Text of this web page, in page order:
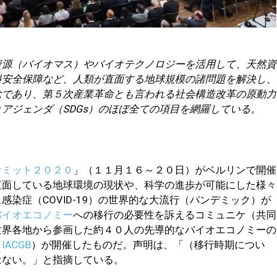
（バイオマス）やバイオテクノロジーを活用して、天然資
全保障など、人類が直面する地球規模の諸問題を解決し、
あり、第５次産業革命とも言われる社会構造改革の原動力
ジェンダ（SDGs）のほぼ全ての項目を網羅している。
ット２０２０ 」（１１月１６～２０日）がベルリンで開催
している地球環境の現状や、科学の進歩が可能にした様々
染症（COVID-19）の世界的な大流行（パンデミック）が
オエコノミーへの移行の必要性を訴えるコミュニケ（共同
各地から参画した約４０人の先導的なバイオエコノミーの
IACGB）が開催したものだ。声明は、「（移行時期につい
い。」と指摘している。